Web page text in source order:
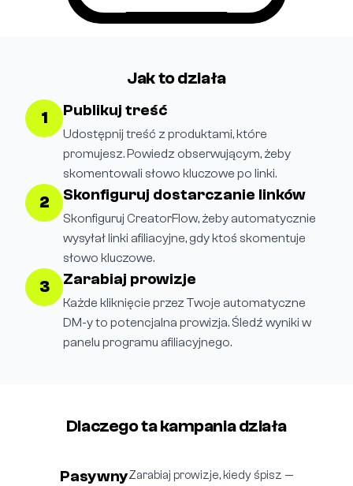
Jak to działa
1 Publikuj treść
Udostępnij treść z produktami, które
promujesz. Powiedz obserwującym, żeby
skomentowali słowo kluczowe po linki.
2 Skonfiguruj dostarczanie linków
Skonfiguruj CreatorFlow, żeby automatycznie
wysyłał linki afiliacyjne, gdy ktoś skomentuje
słowo kluczowe.
3 Zarabiaj prowizje
Każde kliknięcie przez Twoje automatyczne
DM-y to potencjalna prowizja. Śledź wyniki w
panelu programu afiliacyjnego.
Dlaczego ta kampania działa
PasywnyZarabiaj prowizje, kiedy śpisz —